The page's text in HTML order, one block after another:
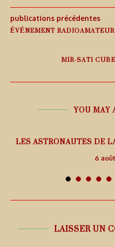
publications précédentes
ÉVÉNEMENT
MIR-SAT1
YOU MAY
LES ASTRONAUTES DE
6
LAISSER UN